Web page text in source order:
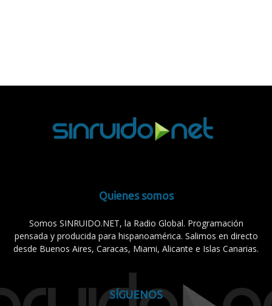
Quienes somos
Somos SINRUIDO.NET, la Radio Global. Programación
pensada y producida para hispanoamérica. Salimos en directo
desde Buenos Aires, Caracas, Miami, Alicante e Islas Canarias.
SÍGUENOS